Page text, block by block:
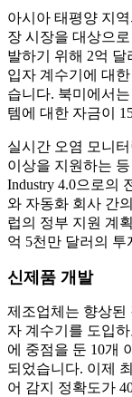
아시아 태평양 지
장 시장을 대상으
발하기 위해 2억 달
입자 계수기에 대
습니다. 북미에서
템에 대한 자금이
실시간 오염 모니
이상을 지원하는
Industry 4.0으로의
와 자동화 회사 간
럽의 정부 지원 계
억 5천만 달러의
신제품 개발
제조업체는 향상된
자 계수기를 도입
에 중점을 둔 10개
되었습니다. 이제
어 감지 정확도가